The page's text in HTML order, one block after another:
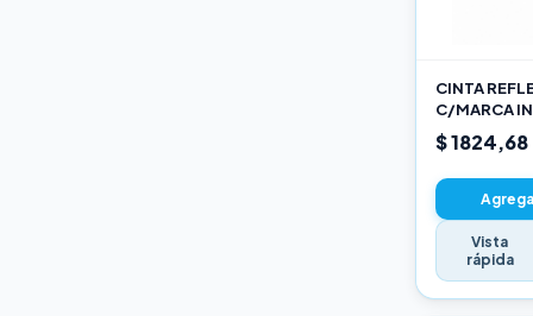
CINTA
C/MARCA
$ 1824,68
Vista
rápida